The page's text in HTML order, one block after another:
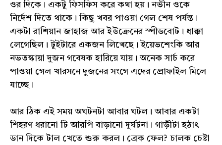
ওর দিকে। একটু ফিসফিস করে কথা হয়। নভীন ওকে
নির্দেশ দিতে থাকে। কিছু খবর পাওয়া গেল শেষ পর্যন্ত।
একটা রাশিয়ান জাহাজ আর ইউক্রেনের স্পীডবোট। ধাক্কা
লেগেছিল। টুইটারে একজন লিখেছে। ইয়েভশেংকি আর
নভতস্কায়া দুজন গবেষক হারিয়ে যায়। অনেক সার্চ করে
পাওয়া গেল খারসনে দুজনের সংগে এদের প্রোফাইল মিলে
যাচ্ছে।
আর ঠিক এই সময় অঘটনটা আবার ঘটল। আবার একটা
শিহরণ ধরানো টি আরপি বাড়ানো দুর্ঘটনা। গাড়ীটা হঠাৎ
ডান দিকে টাল খেতে শুরু করল। ব্রেক ফেল? চালক চেষ্টা